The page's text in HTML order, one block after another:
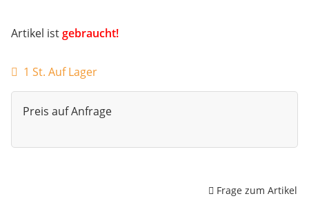
Artikel istgebraucht!
1 St. Auf Lager
Preis auf Anfrage
Frage zum Artikel